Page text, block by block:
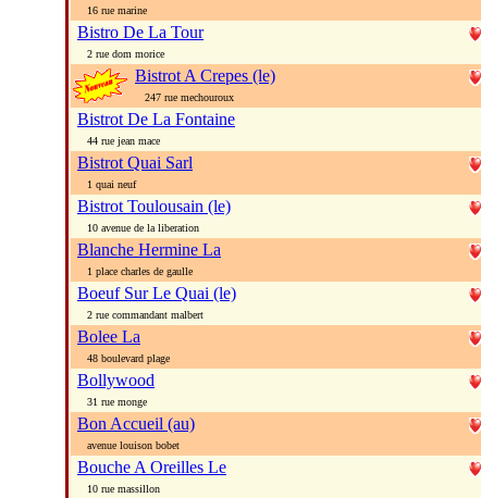
16 rue marine
Bistro De La Tour
2 rue dom morice
Bistrot A Crepes (le)
247 rue mechouroux
Bistrot De La Fontaine
44 rue jean mace
Bistrot Quai Sarl
1 quai neuf
Bistrot Toulousain (le)
10 avenue de la liberation
Blanche Hermine La
1 place charles de gaulle
Boeuf Sur Le Quai (le)
2 rue commandant malbert
Bolee La
48 boulevard plage
Bollywood
31 rue monge
Bon Accueil (au)
avenue louison bobet
Bouche A Oreilles Le
10 rue massillon